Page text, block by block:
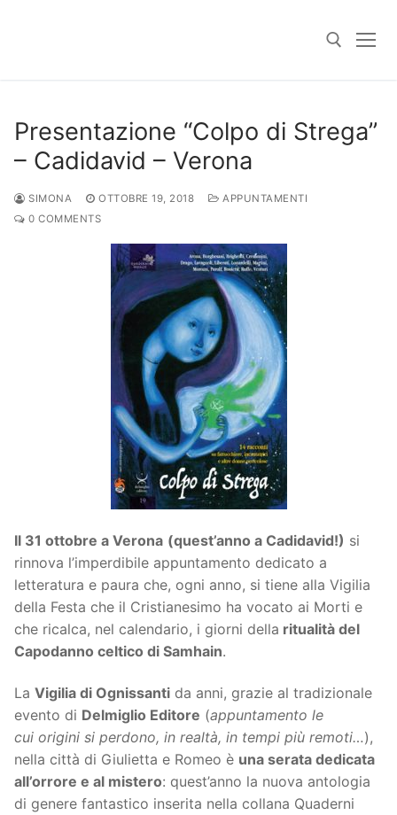
Presentazione “Colpo di Strega”
– Cadidavid – Verona
SIMONA OTTOBRE 19, 2018
APPUNTAMENTI
0 COMMENTS
Il 31 ottobre a Verona (quest’anno a Cadidavid!) si
rinnova l’imperdibile appuntamento dedicato a
letteratura e paura che, ogni anno, si tiene alla Vigilia
della Festa che il Cristianesimo ha vocato ai Morti e
che ricalca, nel calendario, i giorni della ritualità del
Capodanno celtico di Samhain.
La Vigilia di Ognissanti da anni, grazie al tradizionale
evento di Delmiglio Editore (appuntamento le
cui origini si perdono, in realtà, in tempi più remoti…),
nella città di Giulietta e Romeo è una serata dedicata
all’orrore e al mistero: quest’anno la nuova antologia
di genere fantastico inserita nella collana Quaderni